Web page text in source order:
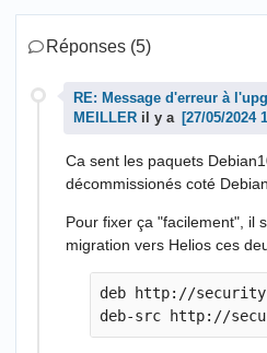
Réponses (5)
RE: Message d'erreur à
MEILLER il y a
Ca sent les paquets
décommissionés coté
Pour fixer ça "facilement", il
migration vers Helios ces
deb http://